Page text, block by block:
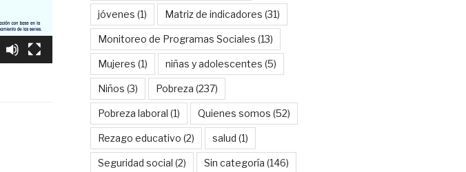
jóvenes (1) Matriz de indicadores (31)
Monitoreo de Programas Sociales (13)
Mujeres (1) niñas y adolescentes (5)
Niños (3) Pobreza (237)
Pobreza laboral (1) Quienes somos (52)
Rezago educativo (2) salud (1)
Seguridad social (2) Sin categoría (146)